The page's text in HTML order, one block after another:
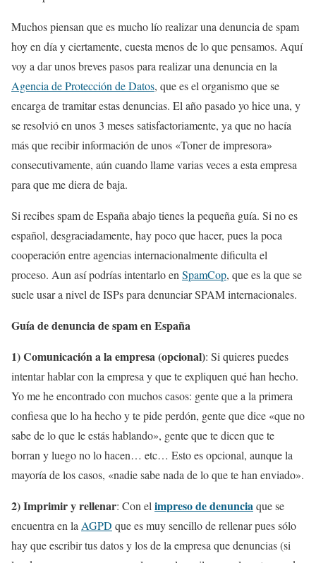
Muchos piensan que es mucho lío realizar una denuncia de spam
hoy en día y ciertamente, cuesta menos de lo que pensamos. Aquí
voy a dar unos breves pasos para realizar una denuncia en la
Agencia de Protección de Datos, que es el organismo que se
encarga de tramitar estas denuncias. El año pasado yo hice una, y
se resolvió en unos 3 meses satisfactoriamente, ya que no hacía
más que recibir información de unos «Toner de impresora»
consecutivamente, aún cuando llame varias veces a esta empresa
para que me diera de baja.
Si recibes spam de España abajo tienes la pequeña guía. Si no es
español, desgraciadamente, hay poco que hacer, pues la poca
cooperación entre agencias internacionalmente dificulta el
proceso. Aun así podrías intentarlo enSpamCop, que es la que se
suele usar a nivel de ISPs para denunciar SPAM internacionales.
Guía de denuncia de spam en España
1) Comunicación a la empresa (opcional): Si quieres puedes
intentar hablar con la empresa y que te expliquen qué han hecho.
Yo me he encontrado con muchos casos: gente que a la primera
confiesa que lo ha hecho y te pide perdón, gente que dice «que no
sabe de lo que le estás hablando», gente que te dicen que te
borran y luego no lo hacen… etc… Esto es opcional, aunque la
mayoría de los casos, «nadie sabe nada de lo que te han enviado».
2) Imprimir y rellenar: Con elimpreso de denunciaque se
encuentra en laAGPD que es muy sencillo de rellenar pues sólo
hay que escribir tus datos y los de la empresa que denuncias (si